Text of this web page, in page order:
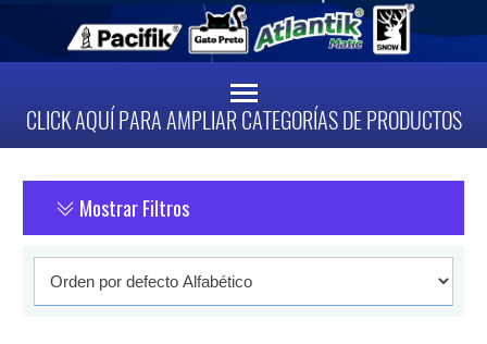
CLICK AQUÍ PARA AMPLIAR CATEGORÍAS DE PRODUCTOS
Mostrar Filtros